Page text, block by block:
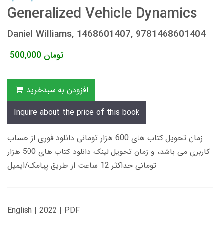
Generalized Vehicle Dynamics
Daniel Williams, 1468601407, 9781468601404
500,000 تومان
افزودن به سبدخرید
Inquire about the price of this book
زمان تحویل کتاب های 600 هزار تومانی دانلود فوری از حساب
کاربری می باشد، و زمان تحویل لینک دانلود کتاب های 500 هزار
تومانی حداکثر 12 ساعت از طریق پیامک/ایمیل
English | 2022 | PDF